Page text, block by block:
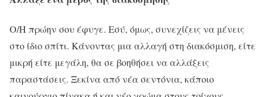
Ο/Η πρώην σου έφυγε. Εσύ, όμως, συνεχίζεις να μένεις
στο ίδιο σπίτι. Κάνοντας μια αλλαγή στη διακόσμιση, είτε
μικρή είτε μεγάλη, θα σε βοηθήσει να αλλάξεις
παραστάσεις. Ξεκίνα από νέα σεντόνια, κάποιο